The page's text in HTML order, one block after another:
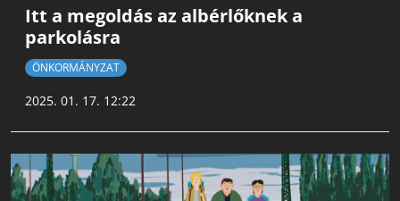
Itt a megoldás az albérlőknek a
parkolásra
ÖNKORMÁNYZAT
2025. 01. 17. 12:22